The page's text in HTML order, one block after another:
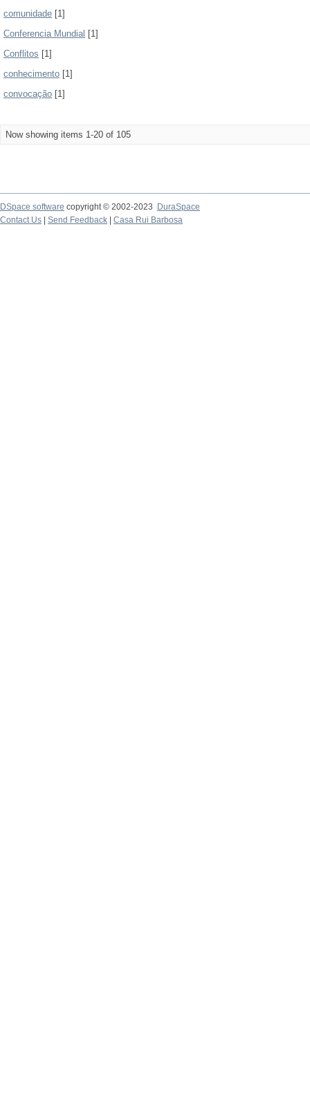
comunidade [1]
Conferencia Mundial [1]
Conflitos [1]
conhecimento [1]
convocação [1]
Now showing items 1-20 of 105
DSpace software copyright © 2002-2023
DuraSpace
Contact Us
Send Feedback Casa Rui Barbosa